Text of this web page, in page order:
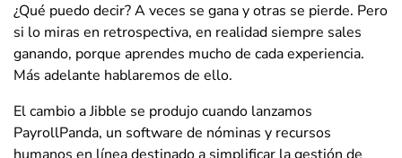
¿Qué puedo decir? A veces se gana y otras se pierde. Pero
si lo miras en retrospectiva, en realidad siempre sales
ganando, porque aprendes mucho de cada experiencia.
Más adelante hablaremos de ello.
El cambio a Jibble se produjo cuando lanzamos
PayrollPanda, un software de nóminas y recursos